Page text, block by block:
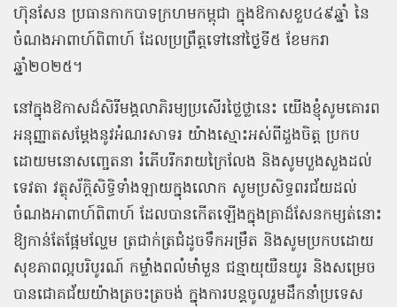
ហ៊ុនសែន ប្រធានកាកបាទក្រហមកម្ពុជា ក្នុងឱកាសខួប៤៩ឆ្នាំ នៃ
ចំណងអាពាហ៍ពិពាហ៍ ដែលប្រព្រឹត្តទៅនៅថ្ងៃទី៥ ខែមករា
ឆ្នាំ២០២៥។
នៅក្នុងឱកាសដ៏សិរីមង្គលាភិរម្យប្រសើរថ្លៃថ្លានេះ យើងខ្ញុំសូមគោរព
អនុញ្ញាតសម្តែងនូវអំណរសាទរ យ៉ាងស្មោះអស់ពីដួងចិត្ត ប្រកប
ដោយមនោសញ្ចេតនា រំភើបរីករាយក្រៃលែង និងសូមបួងសួងដល់
ទេវតា វត្ថុស័ក្តិសិទ្ធិទាំងឡាយក្នុងលោក សូមប្រសិទ្ធពរជ័យដល់
ចំណងអាពាហ៍ពិពាហ៍ ដែលបានកើតឡើងក្នុងគ្រាដ៏សែនកម្សត់នោះ
ឱ្យកាន់តែផ្អែមល្ហែម ត្រជាក់ត្រជំដូចទឹកអម្រឹត និងសូមប្រកបដោយ
សុខភាពល្អបរិបូរណ៍ កម្លាំងពលំមាំមួន ជន្មាយុយឺនយូរ និងសម្រេច
បានជោគជ័យយ៉ាងត្រចះត្រចង់ ក្នុងការបន្តចូលរួមដឹកនាំប្រទេស